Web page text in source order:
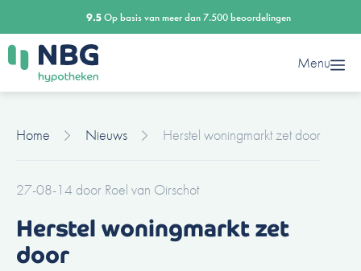
naar
de
inhoud
9.5Op basis van meer dan 7.500 beoordelingen
Menu
Home Nieuws Herstel woningmarkt zet door
27-08-14 door Roel van Oirschot
Herstel woningmarkt zet
door